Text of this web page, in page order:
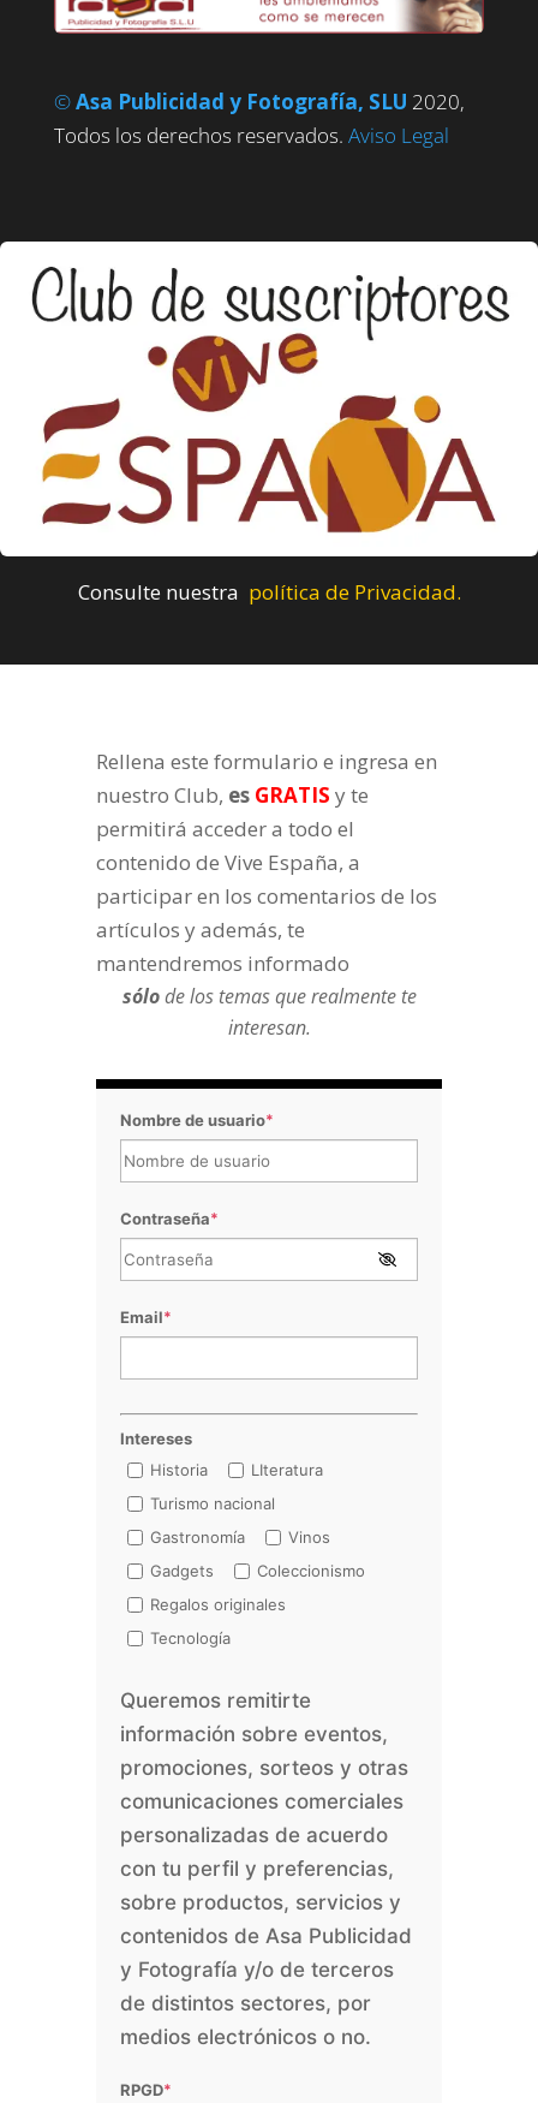
©Asa Publicidad y Fotografía, SLU 2020,
Todos los derechos reservados. Aviso Legal
Consulte nuestra política de Privacidad.
Rellena este formulario e ingresa en
nuestro Club, es GRATIS y te
permitirá acceder a todo el
contenido de Vive España, a
participar en los comentarios de los
artículos y además, te
mantendremos informado
sólode los temas que realmente te
interesan.
Nombre de usuario*
Contraseña*
Email*
Intereses
Historia
LIteratura
Turismo nacional
Gastronomía
Vinos
Gadgets
Coleccionismo
Regalos originales
Tecnología
Queremos remitirte
información sobre eventos,
promociones, sorteos y otras
comunicaciones comerciales
personalizadas de acuerdo
con tu perfil y preferencias,
sobre productos, servicios y
contenidos de Asa Publicidad
y Fotografía y/o de terceros
de distintos sectores, por
medios electrónicos o no.
RPGD*